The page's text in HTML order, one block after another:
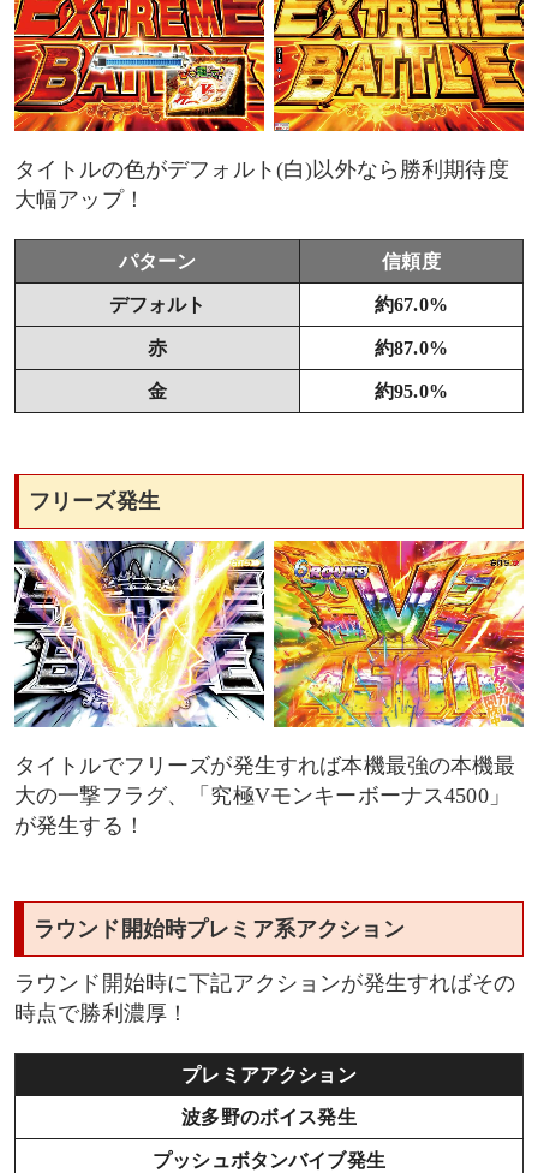
タイトルの色がデフォルト(白)以外なら勝利期待度
大幅アップ！
パターン 信頼度
デフォルト 約67.0%
赤 約87.0%
金 約95.0%
フリーズ発生
タイトルでフリーズが発生すれば本機最強の本機最
大の一撃フラグ、「究極Vモンキーボーナス4500」
が発生する！
ラウンド開始時プレミア系アクション
ラウンド開始時に下記アクションが発生すればその
時点で勝利濃厚！
プレミアアクション
波多野のボイス発生
プッシュボタンバイブ発生